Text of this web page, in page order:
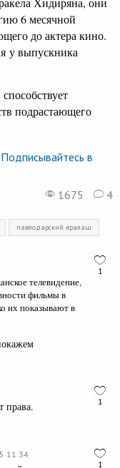
6 месячной
до актера кино.
у выпускника
подрастающего
в
1675
4
павлодарский ералаш
1
телевидение,
фильмы в
их показывают в
1
права.
1
11:34